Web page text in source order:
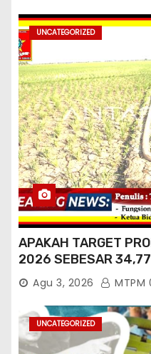
UNCATEGORIZED
APAKAH TARGET
2026 SEBESAR
TERCAPAI ?
Agu 3, 2026 MTPM
UNCATEGORIZED